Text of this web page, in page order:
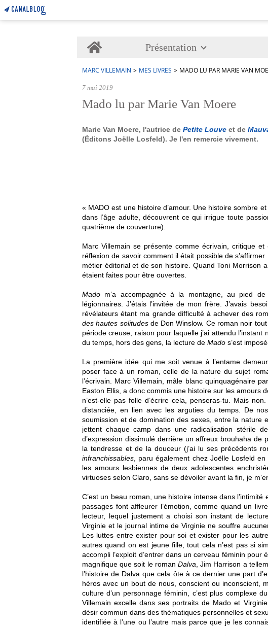
Home Présentation
MARC VILLEMAIN > MES LIVRES > MADO LU PAR MARIE VAN
7 mai 2019
Mado lu par Marie Van Moere
Marie Van Moere, l'autrice de Petite Louve et de
(Éditons Joëlle Losfeld). Je l'en remercie vivement.
« MADO est une histoire d’amour. Une histoire sombre
dans l’âge adulte, découvrent ce qui irrigue toute
quatrième de couverture).
Marc Villemain se présente comme écrivain, critique
réflexion de savoir comment il était possible de
métier éditorial et de son histoire. Quand Toni Morrison
étaient faites pour être ouvertes.
Mado m’a accompagnée à la montagne, au pied
légionnaires. J’étais l’invitée de mon frère. J’avais
révélateurs étant ma grande difficulté à achever des
des hautes solitudes de Don Winslow. Ce roman noir
période creuse, raison pour laquelle j’ai attendu
du temps, hors des gens, la lecture de Mado s’est
La première idée qui me soit venue à l’entame
poser face à un roman, celle de la nature du sujet
l’écrivain. Marc Villemain, mâle blanc quinquagénaire
Easton Ellis, a donc commis une histoire sur les amours
n’est-elle pas folle d’écrire cela, penseras-tu. Mais
distanciée, en lien avec les arguties du temps. De
soumission et de domination des sexes, entre la nature
jettent chaque camp dans une radicalisation stérile
d’expression dissimulé derrière un affreux brouhaha
la tendresse et de la douceur (j’ai lu ses précédents
infranchissables , paru également chez Joëlle Losfeld
les amours lesbiennes de deux adolescentes
virtuoses selon Claro , sans se dévoiler avant la fin, je
C’est un beau roman, une histoire intense dans
passages font affleurer l’émotion, comme quand un
lecteur, lequel justement a choisi son instant de
Virginie et le journal intime de Virginie ne souffre
Les luttes entre exister pour soi et exister pour les
autres quand on est jeune fille, tout cela n’est pas si
accompli l’exploit d’entrer dans un cerveau féminin pour
magnifique que soit le roman Dalva , Jim Harrison a
l’histoire de Dalva que cela ôte à ce dernier une part
héros avec un bout de nous, conscient ou inconscient,
culture d’un personnage féminin, c’est plus complexe
Villemain excelle dans ses portraits de Mado et
désir commun dans des thématiques personnelles et
identifiée à l’une ou l’autre mais parce que je les